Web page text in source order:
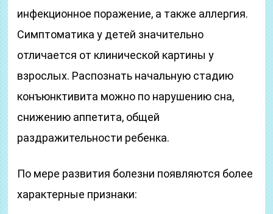
инфекционное поражение, а также аллергия.
Симптоматика у детей значительно
отличается от клинической картины у
взрослых. Распознать начальную стадию
конъюнктивита можно по нарушению сна,
снижению аппетита, общей
раздражительности ребенка.
По мере развития болезни появляются более
характерные признаки: